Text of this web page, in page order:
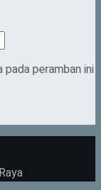
peramban ini